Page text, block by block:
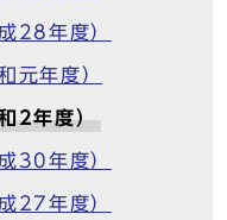
28年度）
元年度）
2年度）
30年度）
27年度）